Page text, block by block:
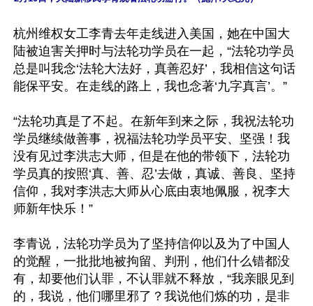
杭州维权女工李青去年走线进入美国，她在中国大
陆被迫害关押时与法轮功学员在一起，“法轮功学员
总是叫我念‘法轮大法好，真善忍好’，我相信这句话
能保平安。在走线的路上，我也念著‘九字真言’。”
“法轮功真是了不起。在新年到来之际，我祝法轮功
学员继续做善事，祝福法轮功学员平安、坚强！我
没有见过李洪志大师，但是在他的带领下，法轮功
学员真的按照‘真、善、忍’去做，真诚、善良、坚持
信仰，我对李洪志大师从心底由衷地佩服，祝李大
师新年快乐！”
李青说，法轮功学员为了坚持信仰以及为了中国人
的觉醒，一批批地被拘留、判刑，他们什么错都没
有，却要他们认罪，不认罪就不释放，“我亲眼见到
的，我说，他们哪里邪了？我说他们炼的功，是非